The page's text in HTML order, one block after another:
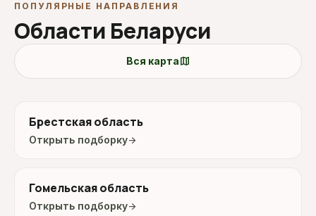
ПОПУЛЯРНЫЕ НАПРАВЛЕНИЯ
Области Беларуси
Вся картаmap
Брестская область
Открыть подборкуarrow_forward
Гомельская область
Открыть подборкуarrow_forward